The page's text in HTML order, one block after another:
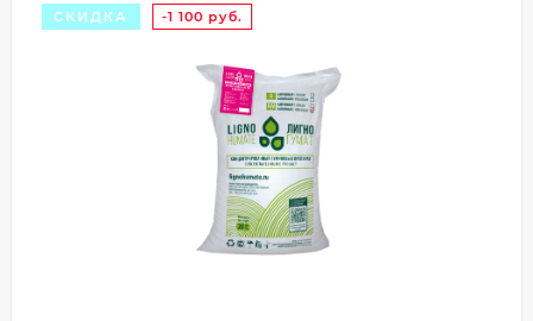
СКИДКА -1 100 руб.